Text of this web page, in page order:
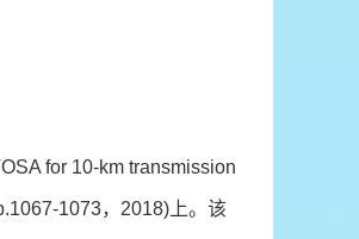
for 10-km transmission
1073，2018)上。该